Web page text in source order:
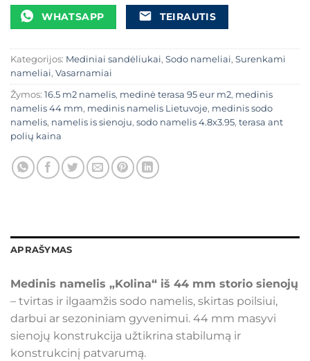
WHATSAPP TEIRAUTIS
Kategorijos: Mediniai sandėliukai, Sodo nameliai, Surenkami
nameliai, Vasarnamiai
Žymos: 16.5 m2 namelis, medinė terasa 95 eur m2, medinis
namelis 44 mm, medinis namelis Lietuvoje, medinis sodo
namelis, namelis is sienoju, sodo namelis 4.8x3.95, terasa ant
polių kaina
APRAŠYMAS
Medinis namelis „Kolina“ iš 44 mm storio sienojų
– tvirtas ir ilgaamžis sodo namelis, skirtas poilsiui,
darbui ar sezoniniam gyvenimui. 44 mm masyvi
sienojų konstrukcija užtikrina stabilumą ir
konstrukcinį patvarumą.